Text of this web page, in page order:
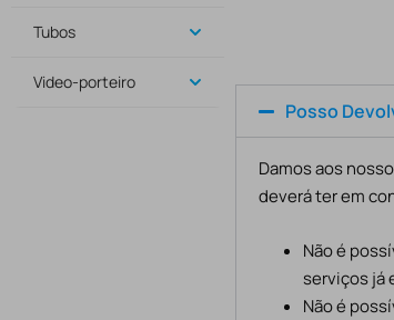
Tubos
Video-porteiro
Posso
Damos aos
deverá ter em
Não é
serviços já
Não é